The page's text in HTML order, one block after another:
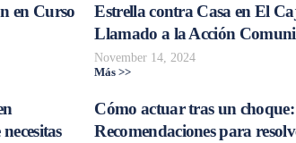
en Curso
Estrella contra Casa en El
Llamado a la Acción
November 14, 2024
Más >>
Cómo actuar tras un choque:
Recomendaciones para